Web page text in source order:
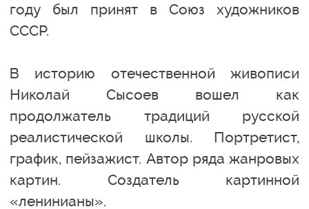
году был принят в Союз художников
СССР.
В историю отечественной живописи
Николай Сысоев вошел как
продолжатель традиций русской
реалистической школы. Портретист,
график, пейзажист. Автор ряда жанровых
картин. Создатель картинной
«ленинианы».